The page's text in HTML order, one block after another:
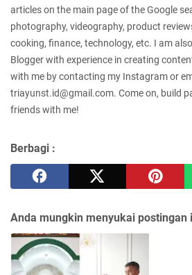
articles on the main page of the Google
photography, videography, product
cooking, finance, technology, etc. I am
Blogger with experience in creating
with me by contacting my Instagram or
triayunst.id@gmail.com. Come on, build
friends with me!
Berbagi :
Anda mungkin menyukai postingan